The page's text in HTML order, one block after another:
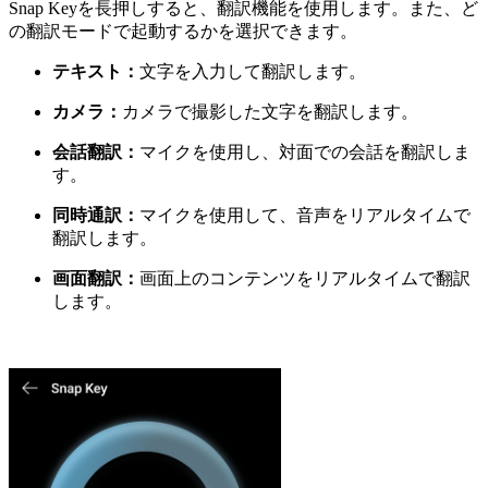
Snap Keyを長押しすると、翻訳機能を使用します。
また、ど
の翻訳モードで起動するかを選択できます。
テキスト： 文字を入力して翻訳します。
カメラ： カメラで撮影した文字を翻訳します。
会話翻訳： マイクを使用し、対面での会話を翻訳しま
す。
同時通訳： マイクを使用して、音声をリアルタイムで
翻訳します。
画面翻訳： 画面上のコンテンツをリアルタイムで翻訳
します。